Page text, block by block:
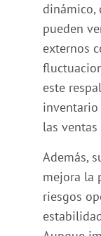
dinámico,
pueden
externos
este
las
Además,
mejora la
riesgos